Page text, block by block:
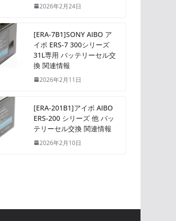
2026年2月24日
[ERA-7B1]SONY AIBO ア
イボ ERS-7 300シリーズ
31L専用 バッテリーセル交
換 関連情報
2026年2月11日
[ERA-201B1]アイボ AIBO
ERS-200 シリーズ 他 バッ
テリーセル交換 関連情報
2026年2月10日